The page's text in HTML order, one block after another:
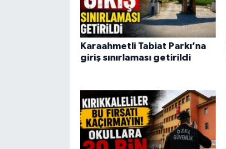
Karaahmetli Tabiat Parkı’na
giriş sınırlaması getirildi